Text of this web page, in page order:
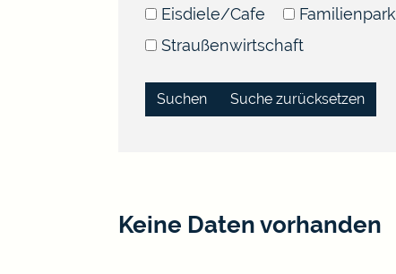
Eisdiele/Cafe
Familienpark
Straußenwirtschaft
Suche zurücksetzen
Keine Daten vorhanden